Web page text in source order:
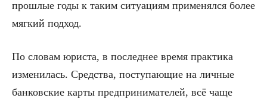
прошлые годы к таким ситуациям применялся более
мягкий подход.
По словам юриста, в последнее время практика
изменилась. Средства, поступающие на личные
банковские карты предпринимателей, всё чаще